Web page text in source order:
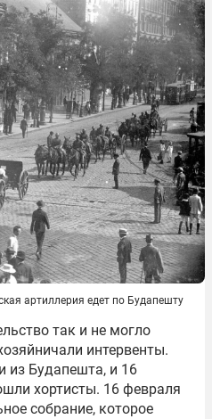
артиллерия едет по Будапешту
так и не могло
интервенты.
из Будапешта, и 16
хортисты. 16 февраля
собрание, которое